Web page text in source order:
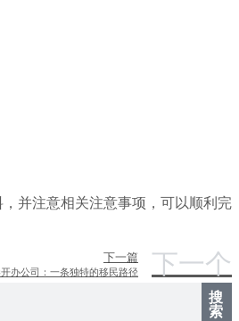
并注意相关注意事项，可以顺利完
下一篇
办公司：一条独特的移民路径 下一个
搜
索